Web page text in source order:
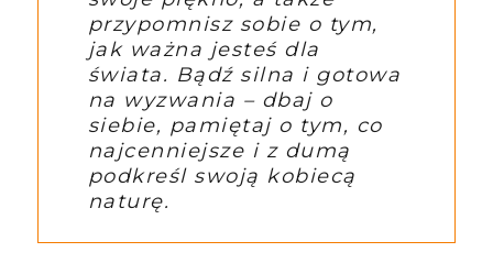
przypomnisz sobie o tym,
jak ważna jesteś dla
świata. Bądź silna i gotowa
na wyzwania – dbaj o
siebie, pamiętaj o tym, co
najcenniejsze i z dumą
podkreśl swoją kobiecą
naturę.